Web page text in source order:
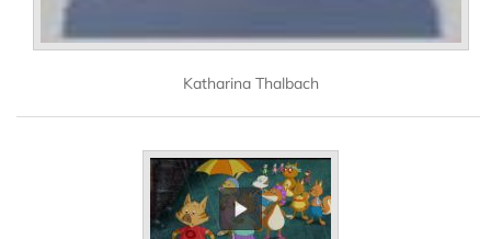
Katharina Thalbach